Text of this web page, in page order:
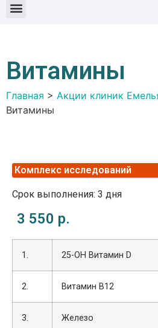
Витамины
Главная > Акции клиник
Витамины
Комплекс исследований
Срок выполнения: 3 дня
3 550 р.
1. 25-OH Витамин D
2. Витамин В12
3. Железо